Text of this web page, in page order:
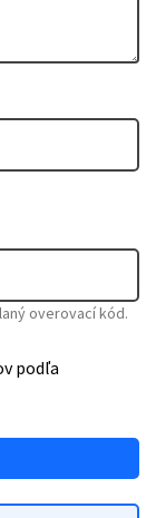
overovací kód.
podľa